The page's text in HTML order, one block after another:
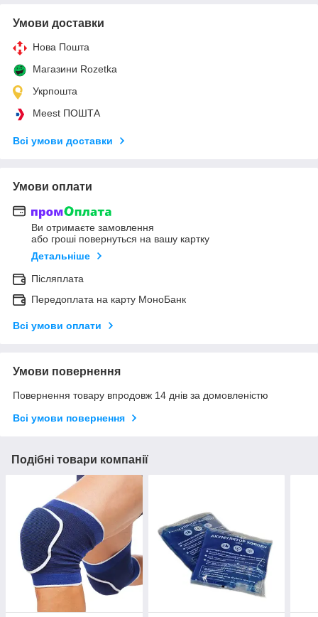
Умови доставки
Нова Пошта
Магазини Rozetka
Укрпошта
Meest ПОШТА
Всі умови доставки
Умови оплати
Ви отримаєте замовлення
або гроші повернуться на вашу картку
Детальніше
Післяплата
Передоплата на карту МоноБанк
Всі умови оплати
Умови повернення
Повернення товару впродовж 14 днів за домовленістю
Всі умови повернення
Подібні товари компанії